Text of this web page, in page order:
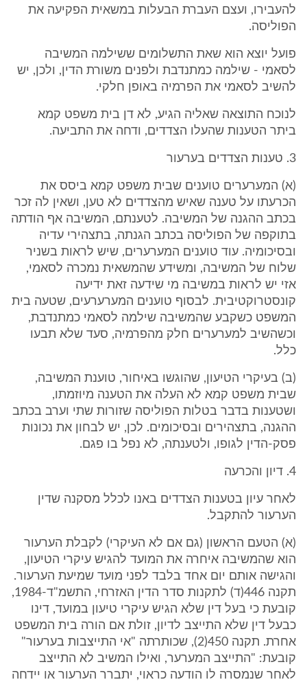
להעבירו, ועצם העברת הבעלות במשאית הפקיעה את
הפוליסה.
פועל יוצא הוא שאת התשלומים ששילמה המשיבה
לסאמי - שילמה כמתנדבת ולפנים משורת הדין, ולכן, יש
להשיב לסאמי את הפרמיה באופן חלקי.
לנוכח התוצאה שאליה הגיע, לא דן בית משפט קמא
ביתר הטענות שהעלו הצדדים, ודחה את התביעה.
3. טענות הצדדים בערעור
(א) המערערים טוענים שבית משפט קמא ביסס את
הכרעתו על טענה שאיש מהצדדים לא טען, ושאין לה זכר
בכתב ההגנה של המשיבה. לטענתם, המשיבה אף הודתה
בתוקפה של הפוליסה בכתב הגנתה, בתצהירי עדיה
ובסיכומיה. עוד טוענים המערערים, שיש לראות בשניר
שלוח של המשיבה, ומשידע שהמשאית נמכרה לסאמי,
אזי יש לראות במשיבה מי שידעה זאת ידיעה
קונסטרוקטיבית. לבסוף טוענים המערערעים, שטעה בית
המשפט כשקבע שהמשיבה שילמה לסאמי כמתנדבת,
וכשהשיב למערערים חלק מהפרמיה, סעד שלא תבעו
כלל.
(ב) בעיקרי הטיעון, שהוגשו באיחור, טוענת המשיבה,
שבית משפט קמא לא העלה את הטענה מיוזמתו,
ושטענות בדבר בטלות הפוליסה שזורות שתי וערב בכתב
ההגנה, בתצהירים ובסיכומים. לכן, יש לבחון את נכונות
פסק-הדין לגופו, ולטענתה, לא נפל בו פגם.
4. דיון והכרעה
לאחר עיון בטענות הצדדים באנו לכלל מסקנה שדין
הערעור להתקבל.
(א) הטעם הראשון (גם אם לא העיקרי) לקבלת הערעור
הוא שהמשיבה איחרה את המועד להגיש עיקרי הטיעון,
והגישה אותם יום אחד בלבד לפני מועד שמיעת הערעור.
תקנה 446(ד) לתקנות סדר הדין האזרחי, התשמ"ד-1984,
קובעת כי בעל דין שלא הגיש עיקרי טיעון במועד, דינו
כבעל דין שלא התייצב לדיון, זולת אם הורה בית המשפט
אחרת. תקנה 450(2), שכותרתה "אי התייצבות בערעור"
קובעת: "התייצב המערער, ואילו המשיב לא התייצב
לאחר שנמסרה לו הודעה כראוי, יתברר הערעור או יידחה